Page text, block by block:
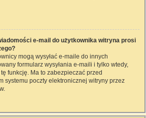
e-mail do użytkownika witryna prosi
mogą wysyłać e-maile do innych
formularz wysyłania e-maili i tylko wtedy,
funkcję. Ma to zabezpieczać przed
systemu poczty elektronicznej witryny przez